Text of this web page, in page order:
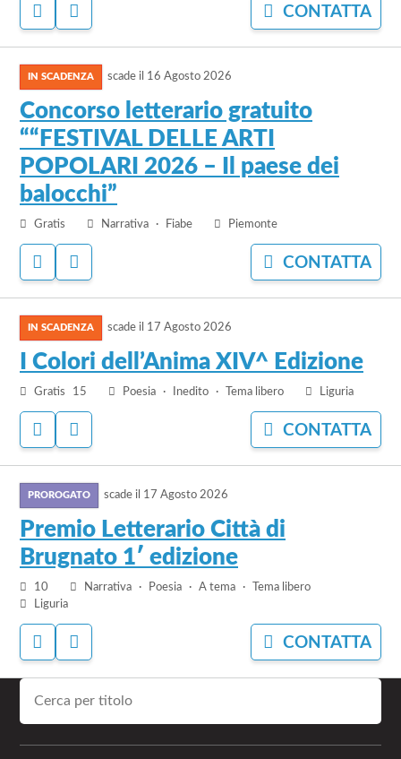
ACCEDI
PER
AGGIUNGERE
AI
PREFERITI
PER
NASCONDERE
IL
BANDO
CONTATTA
scade il 16 Agosto 2026
Concorso letterario gratuito
““FESTIVAL DELLE ARTI
POPOLARI 2026 – Il paese dei
balocchi”
Gratis Narrativa Fiabe Piemonte
ACCEDI
PER
AGGIUNGERE
AI
PREFERITI
PER
NASCONDERE
IL
BANDO
CONTATTA
bando
Concorso
letterario
gratuito
““FESTIVAL
DELLE
ARTI
POPOLARI
–
paese
scade il 17 Agosto 2026
I Colori dell’Anima XIV^ Edizione
Gratis 15 Poesia Inedito Tema libero Liguria
ACCEDI
PER
AGGIUNGERE
AI
PREFERITI
PER
NASCONDERE
IL
BANDO
CONTATTA
bando
Colori
dell’Anima
scade il 17 Agosto 2026
Premio Letterario Città di
Brugnato 1′ edizione
10 Narrativa Poesia A tema
Tema libero
Liguria
ACCEDI
PER
AGGIUNGERE
PREFERITI
PER
NASCONDERE
IL
BANDO
CONTATTA
bando
Premio
Letterario
Città
Brugnato